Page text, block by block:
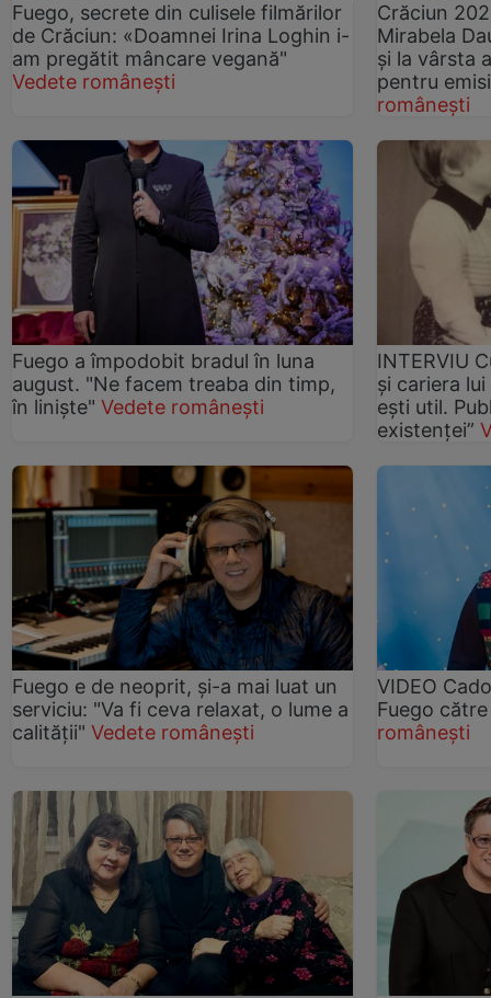
Fuego, secrete din culisele filmărilor
de Crăciun: «Doamnei Irina Loghin i-
am pregătit mâncare vegană"
Vedete românești
Crăciun
Mirabela
și la vârsta
pentru
românești
Fuego a împodobit bradul în luna
august. "Ne facem treaba din timp,
în liniște" Vedete românești
INTERVIU
și cariera
ești util.
existenței”
Fuego e de neoprit, și-a mai luat un
serviciu: "Va fi ceva relaxat, o lume a
calității" Vedete românești
VIDEO
Fuego
românești